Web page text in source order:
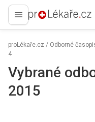
proLékaře.cz
proLékaře.cz / Odborné
4
Vybrané
2015